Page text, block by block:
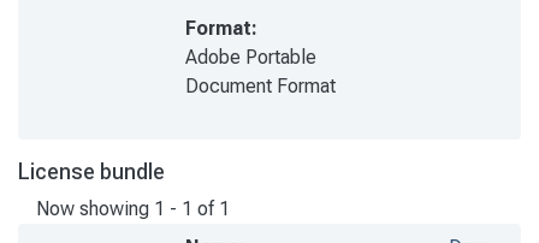
Format:
Adobe Portable
Document Format
License bundle
Now showing 1 - 1 of 1